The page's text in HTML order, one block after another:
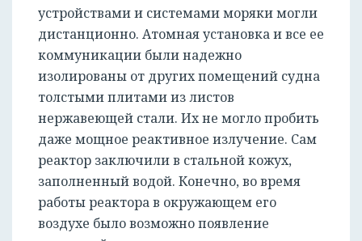
устройствами и системами моряки могли
дистанционно. Атомная установка и все ее
коммуникации были надежно
изолированы от других помещений судна
толстыми плитами из листов
нержавеющей стали. Их не могло пробить
даже мощное реактивное излучение. Сам
реактор заключили в стальной кожух,
заполненный водой. Конечно, во время
работы реактора в окружающем его
воздухе было возможно появление
РЕГИСТРАЦИЯ